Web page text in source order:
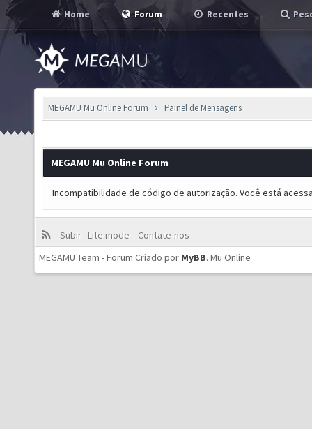
Home Forum Recentes
MEGAMU Mu Online Forum Painel de Mensagens
MEGAMU Mu Online Forum
Incompatibilidade de código de autorização. Você está
Subir Lite mode
Contate-nos
MEGAMU Team - Forum Criado por MyBB. Mu Online